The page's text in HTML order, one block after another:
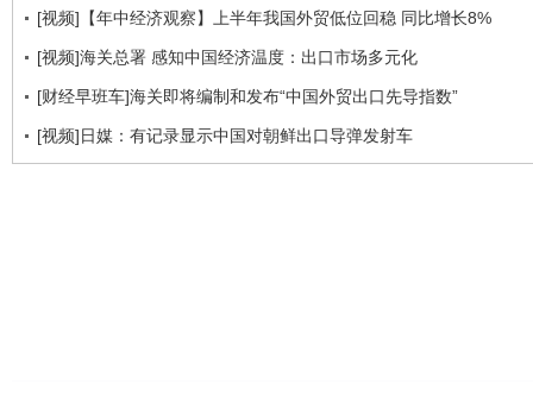
[视频]【年中经济观察】上半年我国外贸低位回稳 同比增长8%
[视频]海关总署 感知中国经济温度：出口市场多元化
[财经早班车]海关即将编制和发布“中国外贸出口先导指数”
[视频]日媒：有记录显示中国对朝鲜出口导弹发射车